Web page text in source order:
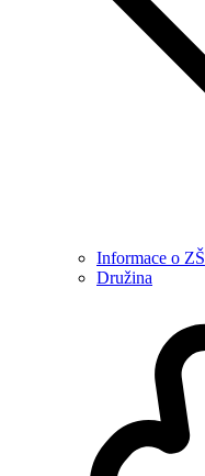
Informace o ZŠ
Družina